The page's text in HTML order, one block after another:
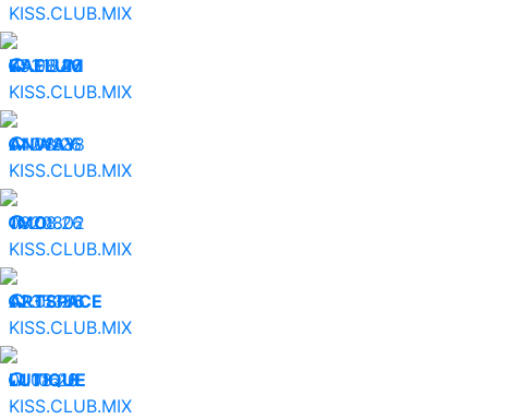
KISS.CLUB.MIX
05.08.26
31840
KAELUM
KISS.CLUB.MIX
04.08.26
24838
ANWAY
KISS.CLUB.MIX
03.08.26
20802
1MO:
KISS.CLUB.MIX
02.08.26
35366
ARTSPACE
KISS.CLUB.MIX
01.08.26
10618
LUTIQUE
KISS.CLUB.MIX